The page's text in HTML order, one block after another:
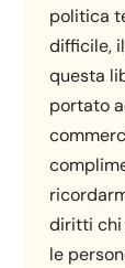
politica
difficile,
questa
portato
diritti chi
le